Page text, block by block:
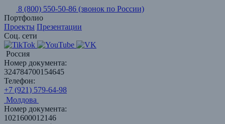
8 (800) 550-50-86 (звонок по России)
Портфолио
Проекты Презентации
Соц. сети
Россия
Номер документа:
324784700154645
Телефон:
+7 (921) 579-64-98
Молдова
Номер документа:
1021600012146